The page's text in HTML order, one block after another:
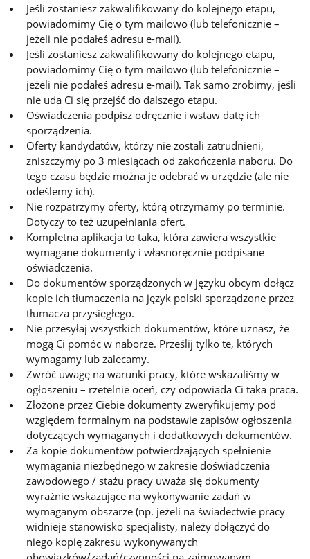
Jeśli zostaniesz zakwalifikowany do kolejnego etapu,
powiadomimy Cię o tym mailowo (lub telefonicznie –
jeżeli nie podałeś adresu e-mail).
Jeśli zostaniesz zakwalifikowany do kolejnego etapu,
powiadomimy Cię o tym mailowo (lub telefonicznie –
jeżeli nie podałeś adresu e-mail). Tak samo zrobimy, jeśli
nie uda Ci się przejść do dalszego etapu.
Oświadczenia podpisz odręcznie i wstaw datę ich
sporządzenia.
Oferty kandydatów, którzy nie zostali zatrudnieni,
zniszczymy po 3 miesiącach od zakończenia naboru. Do
tego czasu będzie można je odebrać w urzędzie (ale nie
odeślemy ich).
Nie rozpatrzymy oferty, którą otrzymamy po terminie.
Dotyczy to też uzupełniania ofert.
Kompletna aplikacja to taka, która zawiera wszystkie
wymagane dokumenty i własnoręcznie podpisane
oświadczenia.
Do dokumentów sporządzonych w języku obcym dołącz
kopie ich tłumaczenia na język polski sporządzone przez
tłumacza przysięgłego.
Nie przesyłaj wszystkich dokumentów, które uznasz, że
mogą Ci pomóc w naborze. Prześlij tylko te, których
wymagamy lub zalecamy.
Zwróć uwagę na warunki pracy, które wskazaliśmy w
ogłoszeniu – rzetelnie oceń, czy odpowiada Ci taka praca.
Złożone przez Ciebie dokumenty zweryfikujemy pod
względem formalnym na podstawie zapisów ogłoszenia
dotyczących wymaganych i dodatkowych dokumentów.
Za kopie dokumentów potwierdzających spełnienie
wymagania niezbędnego w zakresie doświadczenia
zawodowego / stażu pracy uważa się dokumenty
wyraźnie wskazujące na wykonywanie zadań w
wymaganym obszarze (np. jeżeli na świadectwie pracy
widnieje stanowisko specjalisty, należy dołączyć do
niego kopię zakresu wykonywanych